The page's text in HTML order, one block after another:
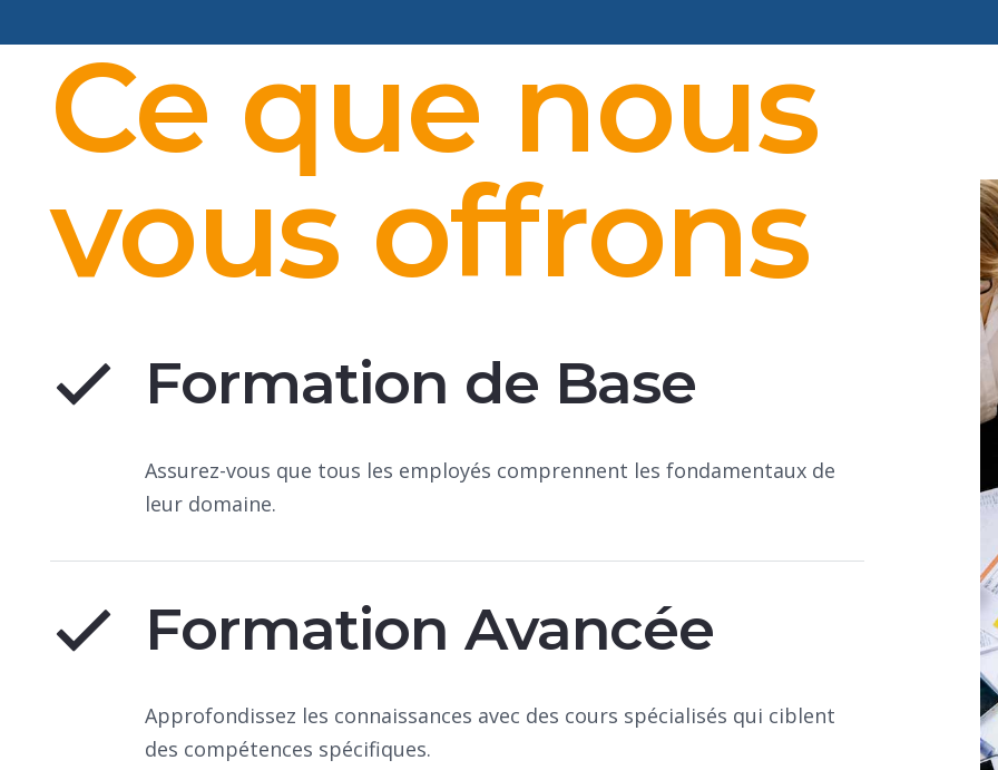
Ce que nous
vous offrons
Formation de Base
Assurez-vous que tous les employés comprennent les fondamentaux de
leur domaine.
Formation Avancée
Approfondissez les connaissances avec des cours spécialisés qui ciblent
des compétences spécifiques.